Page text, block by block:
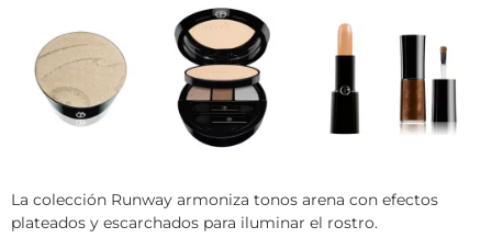
La colección Runway armoniza tonos arena con efectos
plateados y escarchados para iluminar el rostro.